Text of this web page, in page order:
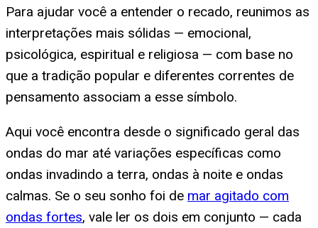
Para ajudar você a entender o recado, reunimos as
interpretações mais sólidas — emocional,
psicológica, espiritual e religiosa — com base no
que a tradição popular e diferentes correntes de
pensamento associam a esse símbolo.
Aqui você encontra desde o significado geral das
ondas do mar até variações específicas como
ondas invadindo a terra, ondas à noite e ondas
calmas. Se o seu sonho foi de mar agitado com
ondas fortes, vale ler os dois em conjunto — cada